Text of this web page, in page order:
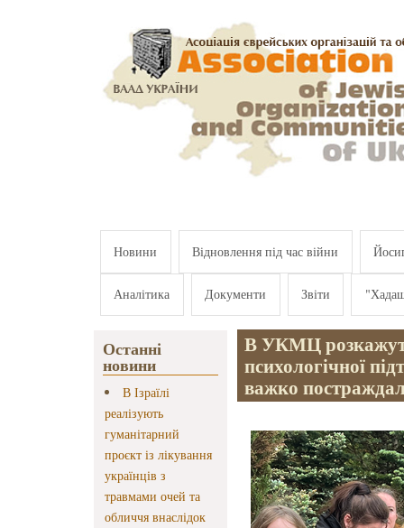
Новини Відновлення під час війни
Аналітика Документи Звіти
Останні
новини
В Ізраїлі
реалізують
гуманітарний
проєкт із лікування
українців з
травмами очей та
обличчя внаслідок
В УКМЦ
психологічної
важко